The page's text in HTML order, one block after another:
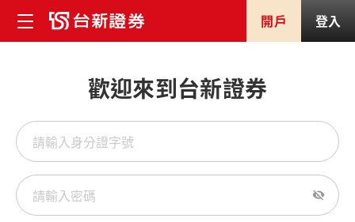
開戶 登入
歡迎來到台新證券